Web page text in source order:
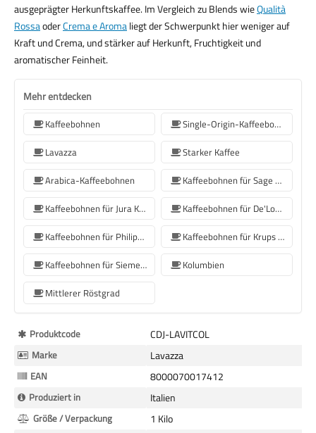
ausgeprägter Herkunftskaffee. Im Vergleich zu Blends wieQualità
RossaoderCrema e Aromaliegt der Schwerpunkt hier weniger auf
Kraft und Crema, und stärker auf Herkunft, Fruchtigkeit und
aromatischer Feinheit.
Mehr entdecken
Kaffeebohnen
Single-Origin-Kaffeebohnen
Lavazza
Starker Kaffee
Arabica-Kaffeebohnen
Kaffeebohnen für Sage Kaffeemaschinen
Kaffeebohnen für Jura Kaffeemaschinen
Kaffeebohnen für De'Longhi Kaffeemaschine
Kaffeebohnen für Philips Kaffeemaschine
Kaffeebohnen für Krups Kaffeemaschine
Kaffeebohnen für Siemens-Kaffeemaschinen
Kolumbien
Mittlerer Röstgrad
Mehr
Informationen
Produktcode CDJ-LAVITCOL
Marke Lavazza
EAN 8000070017412
Produziert in Italien
Größe / Verpackung 1 Kilo